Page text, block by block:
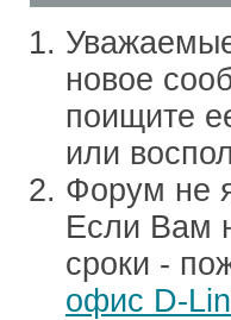
новое
поищите
или
Форум не
Если Вам
сроки -
офис D-